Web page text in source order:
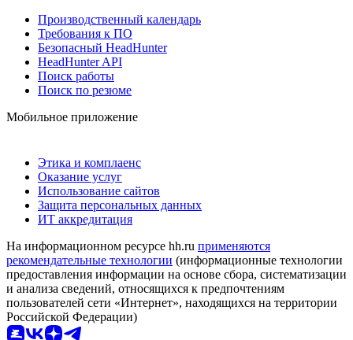
Производственный календарь
Требования к ПО
Безопасный HeadHunter
HeadHunter API
Поиск работы
Поиск по резюме
Мобильное приложение
Этика и комплаенс
Оказание услуг
Использование сайтов
Защита персональных данных
ИТ аккредитация
На информационном ресурсе hh.ru применяются
рекомендательные технологии (информационные технологии
предоставления информации на основе сбора, систематизации
и анализа сведений, относящихся к предпочтениям
пользователей сети «Интернет», находящихся на территории
Российской Федерации)